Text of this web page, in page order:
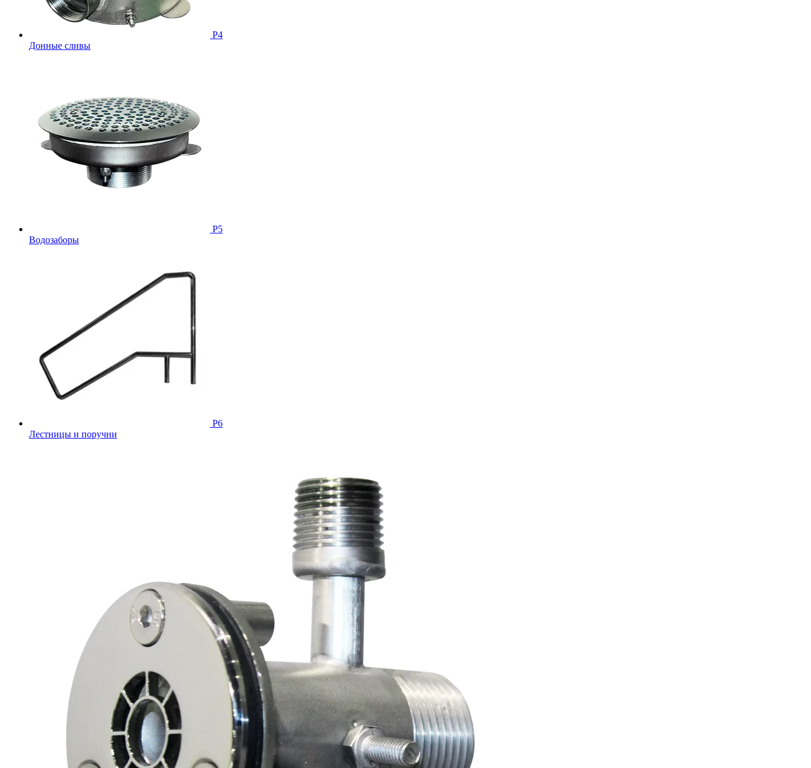
Р4
Донные сливы
Р5
Водозаборы
Р6
Лестницы и поручни